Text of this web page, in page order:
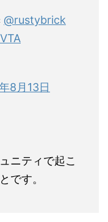
@rustybrick
8月13日
ニティで起こ
です。